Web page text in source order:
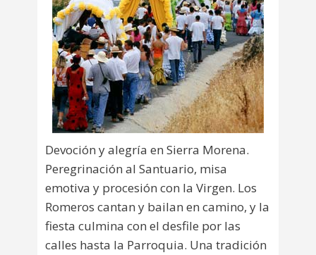
Devoción y alegría en Sierra Morena.
Peregrinación al Santuario, misa
emotiva y procesión con la Virgen. Los
Romeros cantan y bailan en camino, y la
fiesta culmina con el desfile por las
calles hasta la Parroquia. Una tradición